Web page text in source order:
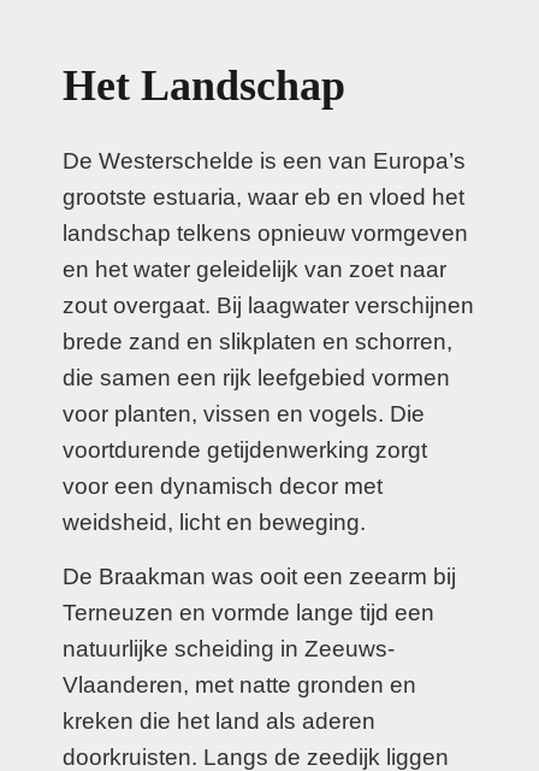
Het Landschap
De Westerschelde is een van Europa’s
grootste estuaria, waar eb en vloed het
landschap telkens opnieuw vormgeven
en het water geleidelijk van zoet naar
zout overgaat. Bij laagwater verschijnen
brede zand en slikplaten en schorren,
die samen een rijk leefgebied vormen
voor planten, vissen en vogels. Die
voortdurende getijdenwerking zorgt
voor een dynamisch decor met
weidsheid, licht en beweging.
De Braakman was ooit een zeearm bij
Terneuzen en vormde lange tijd een
natuurlijke scheiding in Zeeuws-
Vlaanderen, met natte gronden en
kreken die het land als aderen
doorkruisten. Langs de zeedijk liggen